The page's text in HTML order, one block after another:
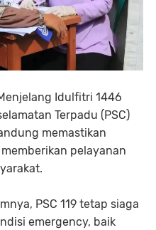
Idulfitri 1446
Terpadu (PSC)
memastikan
pelayanan
PSC 119 tetap siaga
emergency, baik